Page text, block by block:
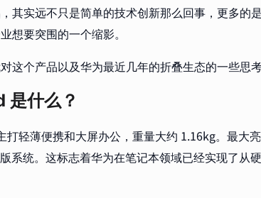
其实远不只是简单的技术创新那么回事，更多的
想要突围的一个缩影。
个产品以及华为最近几年的折叠生态的一些思考
是什么？
轻薄便携和大屏办公，重量大约 1.16kg。最大
系统。这标志着华为在笔记本领域已经实现了从